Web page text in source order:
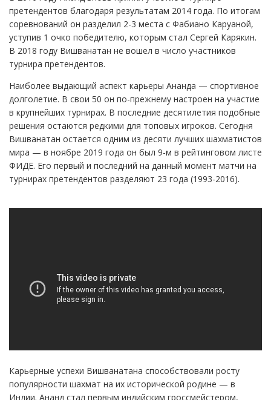
претендентов благодаря результатам 2014 года. По итогам
соревнований он разделил 2-3 места с Фабиано Каруаной,
уступив 1 очко победителю, которым стал Сергей Карякин.
В 2018 году Вишванатан не вошел в число участников
турнира претендентов.
Наиболее выдающий аспект карьеры Ананда — спортивное
долголетие. В свои 50 он по-прежнему настроен на участие
в крупнейших турнирах. В последние десятилетия подобные
решения остаются редкими для топовых игроков. Сегодня
Вишванатан остается одним из десяти лучших шахматистов
мира — в ноябре 2019 года он был 9-м в рейтинговом листе
ФИДЕ. Его первый и последний на данный момент матчи на
турнирах претендентов разделяют 23 года (1993-2016).
Карьерные успехи Вишванатана способствовали росту
популярности шахмат на их исторической родине — в
Индии. Ананд стал первым индийским гроссмейстером,